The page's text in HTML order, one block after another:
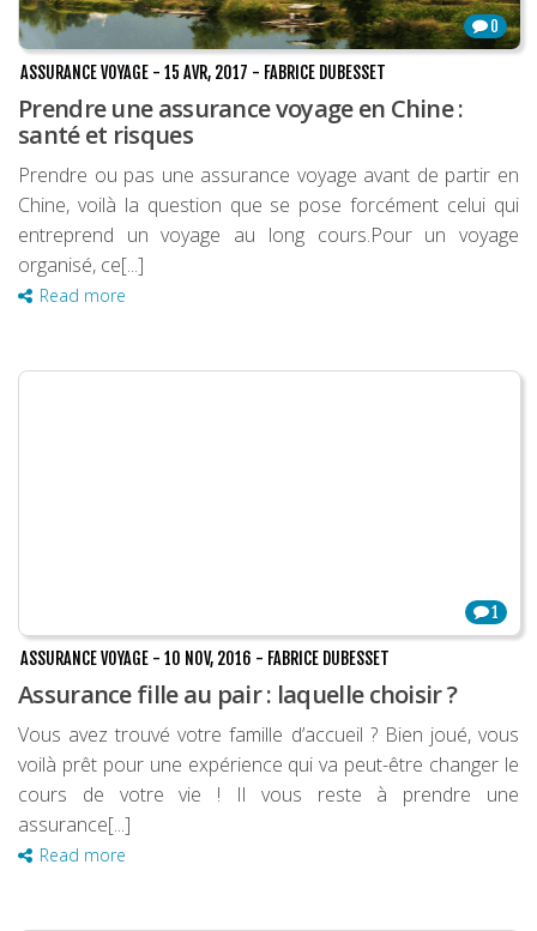
0
ASSURANCE VOYAGE - 15 AVR, 2017 - FABRICE DUBESSET
Prendre une assurance voyage en Chine :
santé et risques
Prendre ou pas une assurance voyage avant de partir en
Chine, voilà la question que se pose forcément celui qui
entreprend un voyage au long cours.Pour un voyage
organisé, ce[...]
Read more
1
ASSURANCE VOYAGE - 10 NOV, 2016 - FABRICE DUBESSET
Assurance fille au pair : laquelle choisir ?
Vous avez trouvé votre famille d’accueil ? Bien joué, vous
voilà prêt pour une expérience qui va peut-être changer le
cours de votre vie ! Il vous reste à prendre une
assurance[...]
Read more